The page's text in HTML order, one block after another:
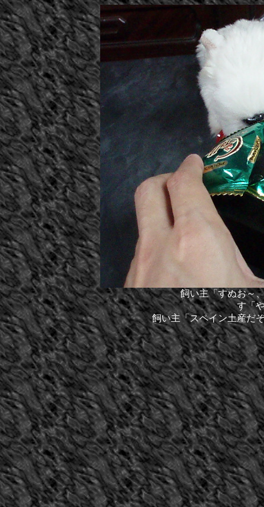
飼い主「すぬお～
す「
飼い主「スペイン土産だ